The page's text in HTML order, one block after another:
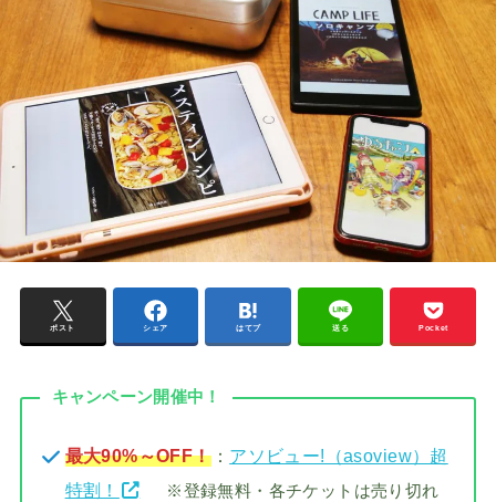
ポスト シェア はてブ 送る Pocket
キャンペーン開催中！
最大90%～OFF！： アソビュー!（asoview）超
特割！
※登録無料・各チケットは売り切れ